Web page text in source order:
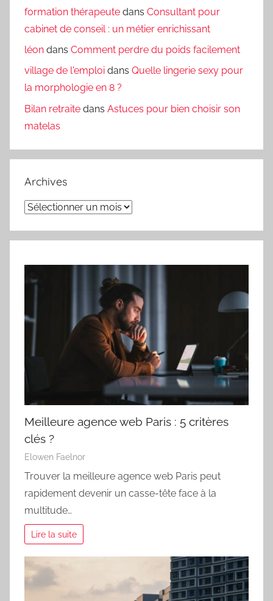
formation thérapeute dans Consultant pour
cabinet de conseil : un métier enrichissant
léon dans Comment perdre du poids facilement
village de l'emploi dans Quelle lingerie sexy pour
la morphologie en 8 ?
Bilan retraite dans Astuces pour bien choisir son
matelas
Archives
Archives
Meilleure agence web Paris : 5 critères
clés ?
Elowen Faelnor
Trouver la meilleure agence web Paris peut
rapidement devenir un casse-tête face à la
multitude…
Lire la suite